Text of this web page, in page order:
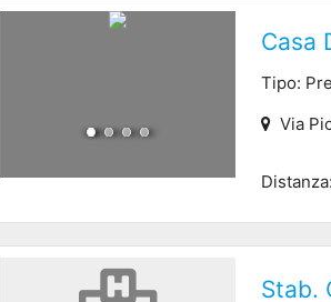
Casa
Tipo:
Via
Stab.